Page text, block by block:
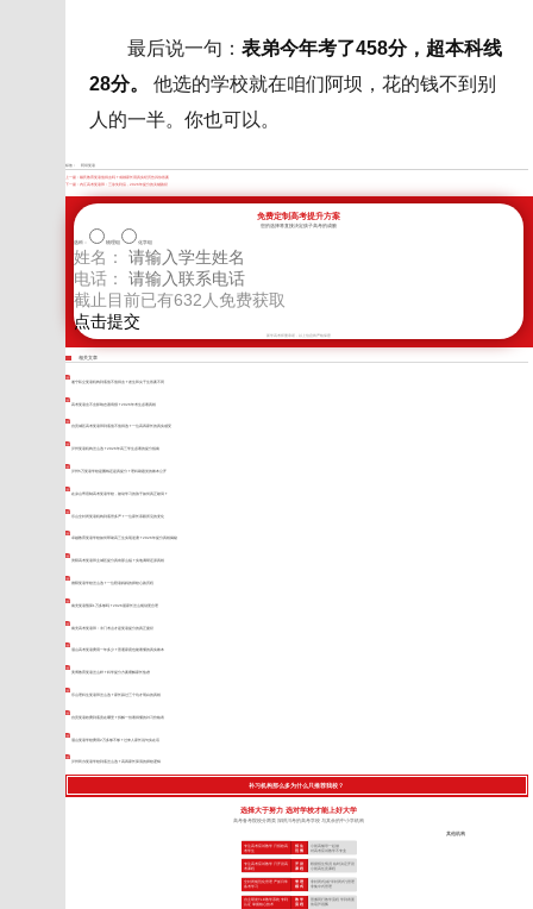
最后说一句： 表弟今年考了458分，超本科线
28分。
他选的学校就在咱们阿坝，花的钱不到别
人的一半。你也可以。
标签： 阿坝复读
上一篇： 戴氏教育复读值得去吗？成都家长用真实经历告诉你答案
下一篇：
内江高考复读班：三诊失利后，2026年提分的关键路径
免费定制高考提升方案
您的选择将直接决定孩子高考的成败
选科： 物理组 化学组
姓名：
电话：
截止目前已有632 人免费获取
新学高考郑重承诺，以上信息将严格保密
相关文章
遂宁私立复读机构到底值不值得去？差生和尖子生答案不同
高考复读会不会影响志愿填报？2026年考生必看真相
自贡城区高考复读班到底值不值得选？一位高四家长的真实感受
泸州复读机构怎么选？2026年高三学生必看的提分指南
泸州5万复读学校是圈钱还是真提分？理科刷题党的账本公开
在凉山寄宿制高考复读学校，被动学习的孩子如何真正破局？
乐山全封闭复读机构到底管多严？一位家长亲眼所见的变化
卓越教育复读学校如何帮助高三生实现逆袭？2026年提分真相揭秘
资阳高考复读班主城区提分真有那么猛？实地调研还原真相
德阳复读学校怎么选？一位陪读妈妈的择校心路历程
南充复读预算1万多够吗？2026届家长怎么规划更合理
南充高考复读班：冷门考点才是复读提分的真正捷径
眉山高考复读费用一年多少？普通家庭也能看懂的真实账本
美博教育复读怎么样？科学提分方案缓解家长焦虑
乐山理科生复读班怎么选？家长踩过三个坑才明白的真相
自贡复读收费到底贵在哪里？拆解一份看得懂的补习价格表
眉山复读学校费用2万多够不够？过来人家长说句实在话
泸州民办复读学校到底怎么选？高四家长算清的择校逻辑
补习机构那么多为什么只推荐我校？
选择大于努力 选对学校才能上好大学
高考备考院校分两类 深耕川考的高考学校 与其余的中小学机构
其他机构
专注高考应试教学 只招收高
考学生
招 生
范 围
小初高辅导一起做
对高考应试教学不专业
专注高考应试教学 只开设高
考课程
开 设
课 程
根据招生情况 临时决定开设
小初高任意课程
全封闭规范化管理 严抓日常
备考学习
管 理
模 式
非封闭式(或“半封闭式”)管理
非集中式管理
自主研发TLE教学系统 专利
认证 掌握核心技术
教 学
流 程
照搬同行教学流程 学到表面
依葫芦画瓢